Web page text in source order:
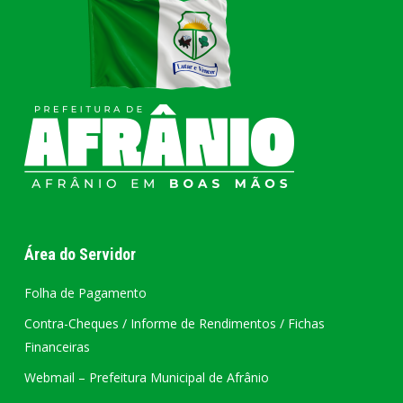
Área do Servidor
Folha de Pagamento
Contra-Cheques / Informe de Rendimentos / Fichas
Financeiras
Webmail – Prefeitura Municipal de Afrânio